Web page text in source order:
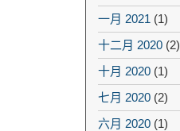
一月 2021 (1)
十二月 2020 (2)
十月 2020 (1)
七月 2020 (2)
六月 2020 (1)